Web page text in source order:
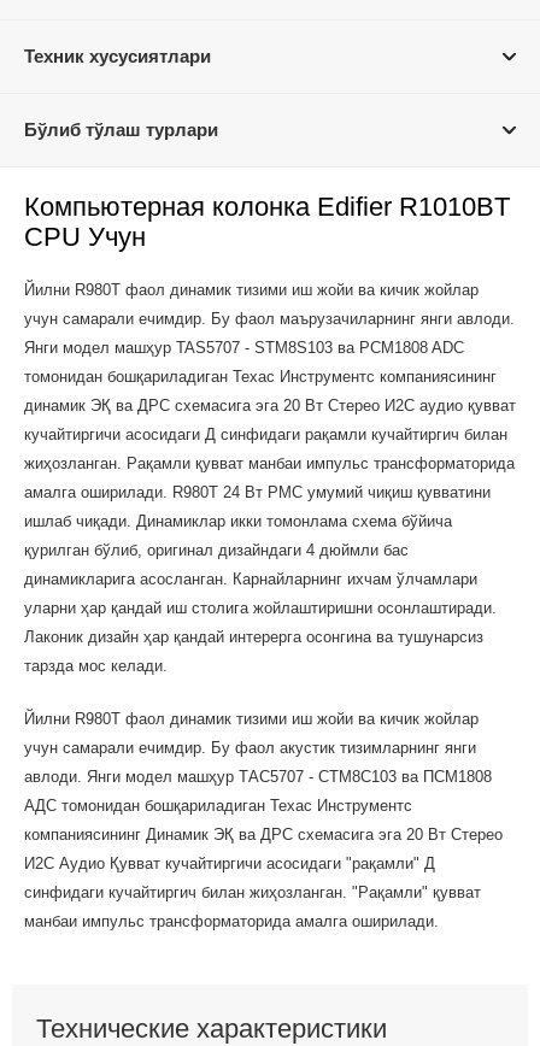
Техник хусусиятлари
Бўлиб тўлаш турлари
Компьютерная колонка Edifier R1010BT
CPU Учун
Йилни R980T фаол динамик тизими иш жойи ва кичик жойлар
учун самарали ечимдир. Бу фаол маърузачиларнинг янги авлоди.
Янги модел машҳур TAS5707 - STM8S103 ва PCM1808 ADC
томонидан бошқариладиган Техас Инструментс компаниясининг
динамик ЭҚ ва ДРC схемасига эга 20 Вт Стерео И2С аудио қувват
кучайтиргичи асосидаги Д синфидаги рақамли кучайтиргич билан
жиҳозланган. Рақамли қувват манбаи импульс трансформаторида
амалга оширилади. R980T 24 Вт РМС умумий чиқиш қувватини
ишлаб чиқади. Динамиклар икки томонлама схема бўйича
қурилган бўлиб, оригинал дизайндаги 4 дюймли бас
динамикларига асосланган. Карнайларнинг ихчам ўлчамлари
уларни ҳар қандай иш столига жойлаштиришни осонлаштиради.
Лаконик дизайн ҳар қандай интерерга осонгина ва тушунарсиз
тарзда мос келади.
Йилни R980T фаол динамик тизими иш жойи ва кичик жойлар
учун самарали ечимдир. Бу фаол акустик тизимларнинг янги
авлоди. Янги модел машҳур ТАС5707 - СТМ8С103 ва ПCМ1808
АДC томонидан бошқариладиган Техас Инструментс
компаниясининг Динамик ЭҚ ва ДРC схемасига эга 20 Вт Стерео
И2С Аудио Қувват кучайтиргичи асосидаги "рақамли" Д
синфидаги кучайтиргич билан жиҳозланган. "Рақамли" қувват
манбаи импульс трансформаторида амалга оширилади.
Технические характеристики